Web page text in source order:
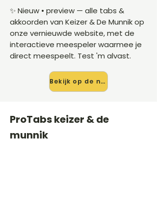
✨ Nieuw • preview — alle tabs &
akkoorden van Keizer & De Munnik op
onze vernieuwde website, met de
interactieve meespeler waarmee je
direct meespeelt. Test 'm alvast.
Bekijk op de nieuwe site →
ProTabs keizer & de
munnik